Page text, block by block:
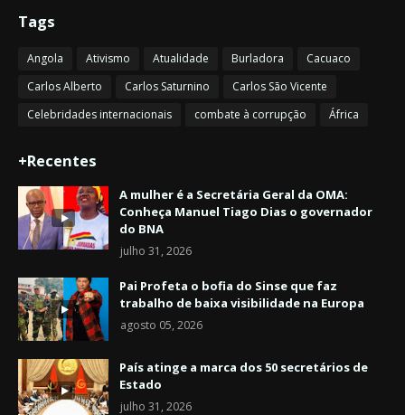
Tags
Angola Ativismo Atualidade Burladora
Cacuaco
Carlos Alberto
Carlos Saturnino
Carlos São Vicente
Celebridades internacionais
combate à corrupção África
+Recentes
A mulher é a Secretária Geral da OMA:
Conheça Manuel Tiago Dias o governador
do BNA
julho 31, 2026
Pai Profeta o bofia do Sinse que faz
trabalho de baixa visibilidade na Europa
agosto 05, 2026
País atinge a marca dos 50 secretários de
Estado
julho 31, 2026